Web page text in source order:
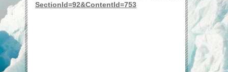
SectionId=92&ContentId=753